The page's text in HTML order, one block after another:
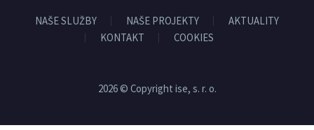
NAŠE SLUŽBY NAŠE PROJEKTY
AKTUALITY
KONTAKT
COOKIES
2026 © Copyright ise, s. r. o.